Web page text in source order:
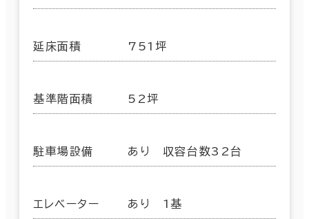
延床面積 751坪
基準階面積 52坪
駐車場設備 あり 収容台数32台
エレベーター あり 1基